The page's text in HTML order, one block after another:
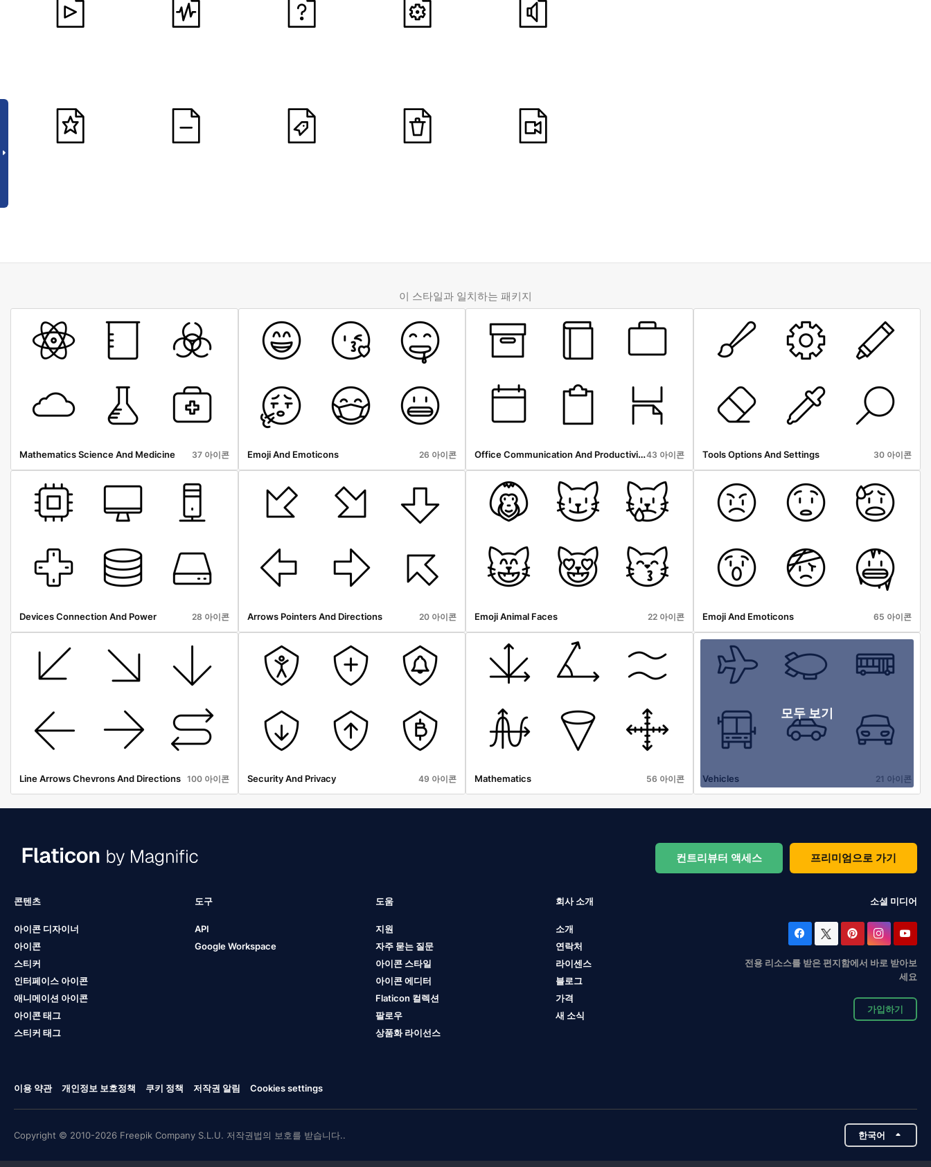
이 스타일과 일치하는 패키지
Mathematics Science And Medicine 37 아이콘 Emoji And Emoticons 26 아이콘 Office Communication And Productivity43 아이콘 Tools Options And Settings 30 아이콘
Devices Connection And Power 28 아이콘 Arrows Pointers And Directions 20 아이콘 Emoji Animal Faces 22 아이콘 Emoji And Emoticons 65 아이콘
Line Arrows Chevrons And Directions 100 아이콘 Security And Privacy 49 아이콘 Mathematics 56 아이콘
모두 보기
Vehicles 21 아이콘
컨트리뷰터 액세스 프리미엄으로 가기
콘텐츠
아이콘 디자이너
아이콘
스티커
인터페이스 아이콘
애니메이션 아이콘
아이콘 태그
스티커 태그
도구
API
Google Workspace
도움
지원
자주 묻는 질문
아이콘 스타일
아이콘 에디터
Flaticon 컬렉션
팔로우
상품화 라이선스
회사 소개
소개
연락처
라이센스
블로그
가격
새 소식
소셜 미디어
전용 리소스를 받은 편지함에서 바로 받아보
세요
가입하기
이용 약관 개인정보 보호정책 쿠키 정책 저작권 알림 Cookies settings
Copyright © 2010-2026 Freepik Company S.L.U. 저작권법의 보호를 받습니다.. 한국어